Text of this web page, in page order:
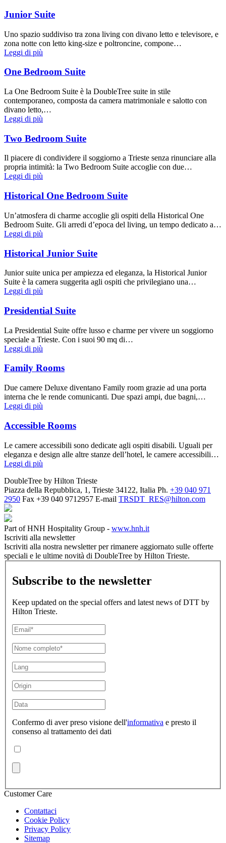
Junior Suite
Uno spazio suddiviso tra zona living con divano letto e televisore, e
zona notte con letto king-size e poltroncine, compone…
Leggi di più
One Bedroom Suite
La One Bedroom Suite è la DoubleTree suite in stile
contemporaneo, composta da camera matrimoniale e salotto con
divano letto,…
Leggi di più
Two Bedroom Suite
Il piacere di condividere il soggiorno a Trieste senza rinunciare alla
propria intimità: la Two Bedroom Suite accoglie con due…
Leggi di più
Historical One Bedroom Suite
Un’atmosfera di charme accoglie gli ospiti della Historical One
Bedroom Suite. Gli arredi d’epoca del living, un tempo dedicato a…
Leggi di più
Historical Junior Suite
Junior suite unica per ampiezza ed eleganza, la Historical Junior
Suite è la camera suggerita agli ospiti che privilegiano una…
Leggi di più
Presidential Suite
La Presidential Suite offre lusso e charme per vivere un soggiorno
speciale a Trieste. Con i suoi 90 mq di…
Leggi di più
Family Rooms
Due camere Deluxe diventano Family room grazie ad una porta
interna che le rende comunicanti. Due spazi ampi, due bagni,…
Leggi di più
Accessible Rooms
Le camere accessibili sono dedicate agli ospiti disabili. Uguali per
eleganza e design alle altre stanze dell’hotel, le camere accessibili…
Leggi di più
DoubleTree by Hilton Trieste
Piazza della Repubblica, 1, Trieste 34122, Italia Ph. +39 040 971
2950 Fax +39 040 9712957 E-mail TRSDT_RES@hilton.com
Part of HNH Hospitality Group - www.hnh.it
Iscriviti alla newsletter
Iscriviti alla nostra newsletter per rimanere aggiornato sulle offerte
speciali e le ultime novità di DoubleTree by Hilton Trieste.
Subscribe to the newsletter
Keep updated on the special offers and latest news of DTT by
Hilton Trieste.
Confermo di aver preso visione dell'informativa e presto il
consenso al trattamento dei dati
Customer Care
Contattaci
Cookie Policy
Privacy Policy
Sitemap